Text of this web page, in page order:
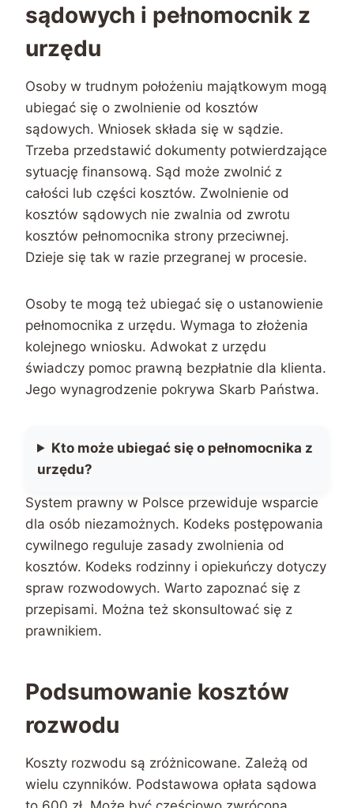
sądowych i pełnomocnik z
urzędu
Osoby w trudnym położeniu majątkowym mogą
ubiegać się o zwolnienie od kosztów
sądowych. Wniosek składa się w sądzie.
Trzeba przedstawić dokumenty potwierdzające
sytuację finansową. Sąd może zwolnić z
całości lub części kosztów. Zwolnienie od
kosztów sądowych nie zwalnia od zwrotu
kosztów pełnomocnika strony przeciwnej.
Dzieje się tak w razie przegranej w procesie.
Osoby te mogą też ubiegać się o ustanowienie
pełnomocnika z urzędu. Wymaga to złożenia
kolejnego wniosku. Adwokat z urzędu
świadczy pomoc prawną bezpłatnie dla klienta.
Jego wynagrodzenie pokrywa Skarb Państwa.
Kto może ubiegać się o pełnomocnika z
urzędu?
System prawny w Polsce przewiduje wsparcie
dla osób niezamożnych. Kodeks postępowania
cywilnego reguluje zasady zwolnienia od
kosztów. Kodeks rodzinny i opiekuńczy dotyczy
spraw rozwodowych. Warto zapoznać się z
przepisami. Można też skonsultować się z
prawnikiem.
Podsumowanie kosztów
rozwodu
Koszty rozwodu są zróżnicowane. Zależą od
wielu czynników. Podstawowa opłata sądowa